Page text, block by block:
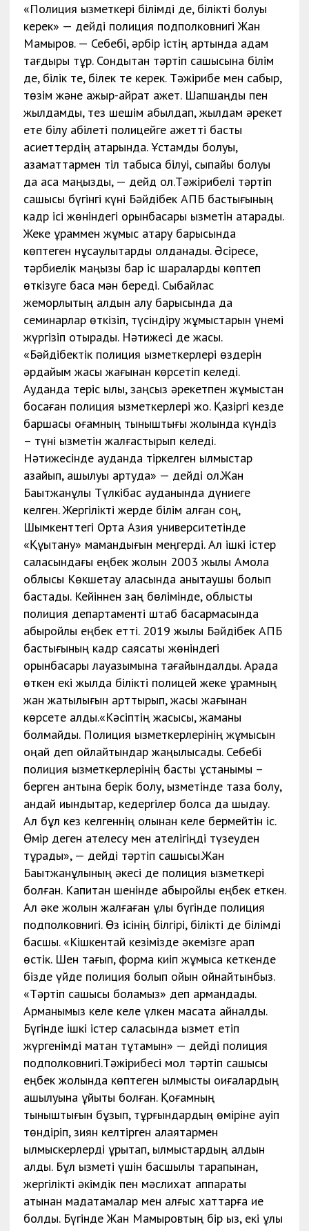
«Полиция қызметкері білімді де, білікті болуы
керек» — дейді полиция подполковнигі Жан
Мамыров. — Себебі, әрбір істің артында адам
тағдыры тұр. Сондықтан тәртіп сақшысына білім
де, білік те, білек те керек. Тәжірибе мен сабыр,
төзім және қажыр-қайрат қажет. Шапшаңдық пен
жылдамдық, тез шешім қабылдап, жылдам әрекет
ете білу қабілеті полицейге қажетті басты
қасиеттердің қатарында. Ұстамды болуы,
азаматтармен тіл табыса білуі, сыпайы болуы
да аса маңызды, — дейд ол.Тәжірибелі тәртіп
сақшысы бүгінгі күні Бәйдібек АПБ бастығының
кадр ісі жөніндегі орынбасары қызметін атқарады.
Жеке құраммен жұмыс атқару барысында
көптеген нұсқаулықтарды қолданады. Әсіресе,
тәрбиелік маңызы бар іс шараларды көптеп
өткізуге баса мән береді. Сыбайлас
жемқорлықтың алдын алу барысында да
семинарлар өткізіп, түсіндіру жұмыстарын үнемі
жүргізіп отырады. Нәтижесі де жақсы.
«Бәйдібектік полиция қызметкерлері өздерін
әрдайым жақсы жағынан көрсетіп келеді.
Ауданда теріс қылық, заңсыз әрекетпен жұмыстан
босаған полиция қызметкерлері жоқ. Қазіргі кезде
баршасы қоғамның тыныштығы жолында күндіз
– түні қызметін жалғастырып келеді.
Нәтижесінде ауданда тіркелген қылмыстар
азайып, ашылуы артуда» — дейді ол.Жан
Бақытжанұлы Түлкібас ауданында дүниеге
келген. Жергілікті жерде білім алған соң,
Шымкенттегі Орта Азия университетінде
«Құқықтану» мамандығын меңгерді. Ал ішкі істер
саласындағы еңбек жолын 2003 жылы Ақмола
облысы Көкшетау қаласында анықтаушы болып
бастады. Кейіннен заң бөлімінде, облыстық
полиция департаменті штаб басқармасында
абыройлы еңбек етті. 2019 жылы Бәйдібек АПБ
бастығының кадр саясаты жөніндегі
орынбасары лауазымына тағайындалды. Арада
өткен екі жылда білікті полицей жеке құрамның
жан жақтылығын арттырып, жақсы жағынан
көрсете алды.«Кәсіптің жақсысы, жаманы
болмайды. Полиция қызметкерлерінің жұмысын
оңай деп ойлайтындар жаңылысады. Себебі
полиция қызметкерлерінің басты ұстанымы –
берген антына берік болу, қызметінде таза болу,
қандай қиындықтар, кедергілер болса да шыдау.
Ал бұл кез келгеннің қолынан келе бермейтін іс.
Өмір деген қателесу мен қателігіңді түзеуден
тұрады», — дейді тәртіп сақшысы.Жан
Бақытжанұлының әкесі де полиция қызметкері
болған. Капитан шенінде абыройлы еңбек еткен.
Ал әке жолын жалғаған ұлы бүгінде полиция
подполковнигі. Өз ісінің білгірі, білікті де білімді
басшы. «Кішкентай кезімізде әкемізге қарап
өстік. Шен тағып, форма киіп жұмысқа кеткенде
бізде үйде полиция болып ойын ойнайтынбыз.
«Тәртіп сақшысы боламыз» деп армандадық.
Арманымыз келе келе үлкен мақсатқа айналды.
Бүгінде ішкі істер саласында қызмет етіп
жүргенімді мақтан тұтамын» — дейді полиция
подполковнигі.Тәжірибесі мол тәртіп сақшысы
еңбек жолында көптеген қылмыстық оқиғалардың
ашылуына ұйытқы болған. Қоғамның
тыныштығын бұзып, тұрғындардың өміріне қауіп
төндіріп, зиян келтірген алаяқтармен
қылмыскерлерді құрықтап, қылмыстардың алдын
алды. Бұл қызметі үшін басшылық тарапынан,
жергілікті әкімдік пен мәслихат аппараты
атынан мадақтамалар мен алғыс хаттарға ие
болды. Бүгінде Жан Мамыровтың бір қыз, екі ұлы